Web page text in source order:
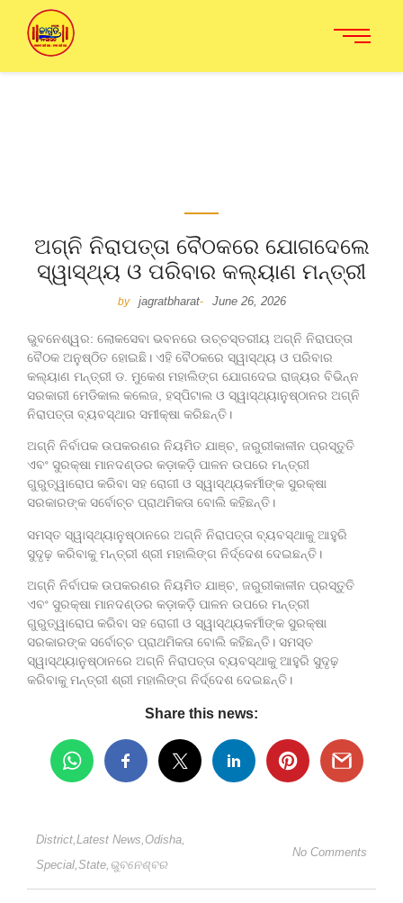
ଅଗ୍ନି ନିରାପତ୍ତା ବୈଠକରେ ଯୋଗଦେଲେ
ସ୍ୱାସ୍ଥ୍ୟ ଓ ପରିବାର କଲ୍ୟାଣ ମନ୍ତ୍ରୀ
by jagratbharat- June 26, 2026
ଭୁବନେଶ୍ୱର: ଲୋକସେବା ଭବନରେ ଉଚ୍ଚସ୍ତରୀୟ ଅଗ୍ନି ନିରାପତ୍ତା
ବୈଠକ ଅନୁଷ୍ଠିତ ହୋଇଛି। ଏହି ବୈଠକରେ ସ୍ୱାସ୍ଥ୍ୟ ଓ ପରିବାର
କଲ୍ୟାଣ ମନ୍ତ୍ରୀ ଡ. ମୁକେଶ ମହାଲିଙ୍ଗ ଯୋଗଦେଇ ରାଜ୍ୟର ବିଭିନ୍ନ
ସରକାରୀ ମେଡିକାଲ କଲେଜ, ହସ୍ପିଟାଲ ଓ ସ୍ୱାସ୍ଥ୍ୟାନୁଷ୍ଠାନର ଅଗ୍ନି
ନିରାପତ୍ତା ବ୍ୟବସ୍ଥାର ସମୀକ୍ଷା କରିଛନ୍ତି।
ଅଗ୍ନି ନିର୍ବାପକ ଉପକରଣର ନିୟମିତ ଯାଞ୍ଚ, ଜରୁରୀକାଳୀନ ପ୍ରସ୍ତୁତି
ଏବଂ ସୁରକ୍ଷା ମାନଦଣ୍ଡର କଡ଼ାକଡ଼ି ପାଳନ ଉପରେ ମନ୍ତ୍ରୀ
ଗୁରୁତ୍ୱାରୋପ କରିବା ସହ ରୋଗୀ ଓ ସ୍ୱାସ୍ଥ୍ୟକର୍ମୀଙ୍କ ସୁରକ୍ଷା
ସରକାରଙ୍କ ସର୍ବୋଚ୍ଚ ପ୍ରାଥମିକତା ବୋଲି କହିଛନ୍ତି।
ସମସ୍ତ ସ୍ୱାସ୍ଥ୍ୟାନୁଷ୍ଠାନରେ ଅଗ୍ନି ନିରାପତ୍ତା ବ୍ୟବସ୍ଥାକୁ ଆହୁରି
ସୁଦୃଢ଼ କରିବାକୁ ମନ୍ତ୍ରୀ ଶ୍ରୀ ମହାଲିଙ୍ଗ ନିର୍ଦ୍ଦେଶ ଦେଇଛନ୍ତି।
ଅଗ୍ନି ନିର୍ବାପକ ଉପକରଣର ନିୟମିତ ଯାଞ୍ଚ, ଜରୁରୀକାଳୀନ ପ୍ରସ୍ତୁତି
ଏବଂ ସୁରକ୍ଷା ମାନଦଣ୍ଡର କଡ଼ାକଡ଼ି ପାଳନ ଉପରେ ମନ୍ତ୍ରୀ
ଗୁରୁତ୍ୱାରୋପ କରିବା ସହ ରୋଗୀ ଓ ସ୍ୱାସ୍ଥ୍ୟକର୍ମୀଙ୍କ ସୁରକ୍ଷା
ସରକାରଙ୍କ ସର୍ବୋଚ୍ଚ ପ୍ରାଥମିକତା ବୋଲି କହିଛନ୍ତି। ସମସ୍ତ
ସ୍ୱାସ୍ଥ୍ୟାନୁଷ୍ଠାନରେ ଅଗ୍ନି ନିରାପତ୍ତା ବ୍ୟବସ୍ଥାକୁ ଆହୁରି ସୁଦୃଢ଼
କରିବାକୁ ମନ୍ତ୍ରୀ ଶ୍ରୀ ମହାଲିଙ୍ଗ ନିର୍ଦ୍ଦେଶ ଦେଇଛନ୍ତି।
Share this news:
District Latest News Odisha
Special State ଭୁବନେଶ୍ବର
No Comments